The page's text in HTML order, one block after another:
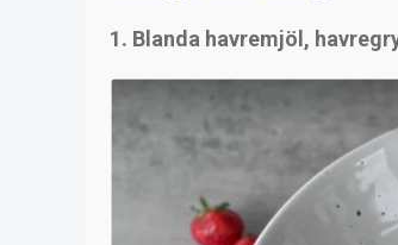
1. Blanda havremjöl,